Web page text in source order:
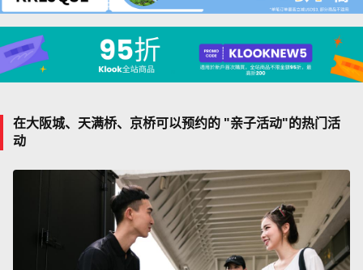
在大阪城、天满桥、京桥可以预约的 "亲子活动"的热门活
动